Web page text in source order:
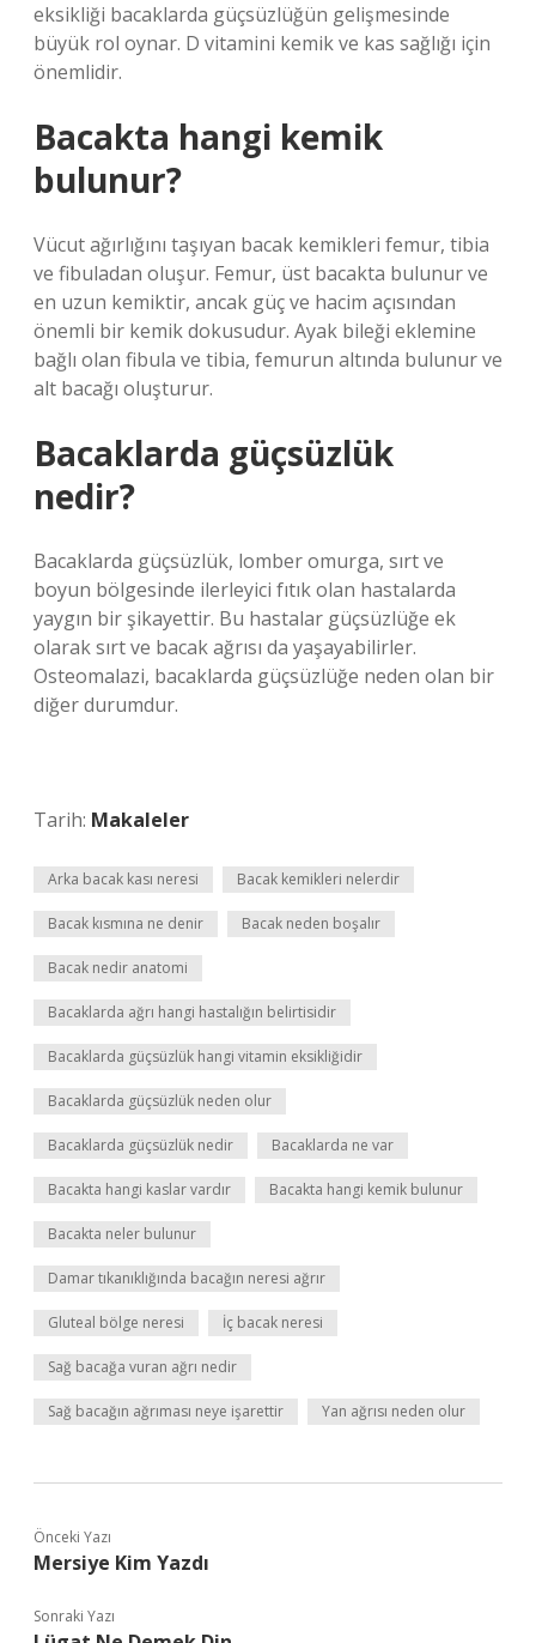
eksikliği bacaklarda güçsüzlüğün gelişmesinde
büyük rol oynar. D vitamini kemik ve kas sağlığı için
önemlidir.
Bacakta hangi kemik
bulunur?
Vücut ağırlığını taşıyan bacak kemikleri femur, tibia
ve fibuladan oluşur. Femur, üst bacakta bulunur ve
en uzun kemiktir, ancak güç ve hacim açısından
önemli bir kemik dokusudur. Ayak bileği eklemine
bağlı olan fibula ve tibia, femurun altında bulunur ve
alt bacağı oluşturur.
Bacaklarda güçsüzlük
nedir?
Bacaklarda güçsüzlük, lomber omurga, sırt ve
boyun bölgesinde ilerleyici fıtık olan hastalarda
yaygın bir şikayettir. Bu hastalar güçsüzlüğe ek
olarak sırt ve bacak ağrısı da yaşayabilirler.
Osteomalazi, bacaklarda güçsüzlüğe neden olan bir
diğer durumdur.
Tarih: Makaleler
Arka bacak kası neresi Bacak kemikleri nelerdir
Bacak kısmına ne denir Bacak neden boşalır
Bacak nedir anatomi
Bacaklarda ağrı hangi hastalığın belirtisidir
Bacaklarda güçsüzlük hangi vitamin eksikliğidir
Bacaklarda güçsüzlük neden olur
Bacaklarda güçsüzlük nedir Bacaklarda ne var
Bacakta hangi kaslar vardır Bacakta hangi kemik bulunur
Bacakta neler bulunur
Damar tıkanıklığında bacağın neresi ağrır
Gluteal bölge neresi İç bacak neresi
Sağ bacağa vuran ağrı nedir
Sağ bacağın ağrıması neye işarettir Yan ağrısı neden olur
Önceki Yazı
Mersiye Kim Yazdı
Sonraki Yazı